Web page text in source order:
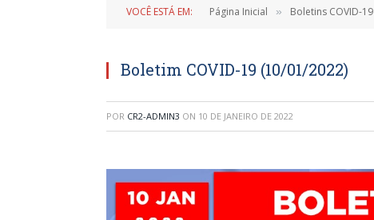
VOCÊ ESTÁ EM: Página Inicial » Boletins COVID-19
Boletim COVID-19 (10/01/2022)
POR CR2-ADMIN3 ON 10 DE JANEIRO DE 2022